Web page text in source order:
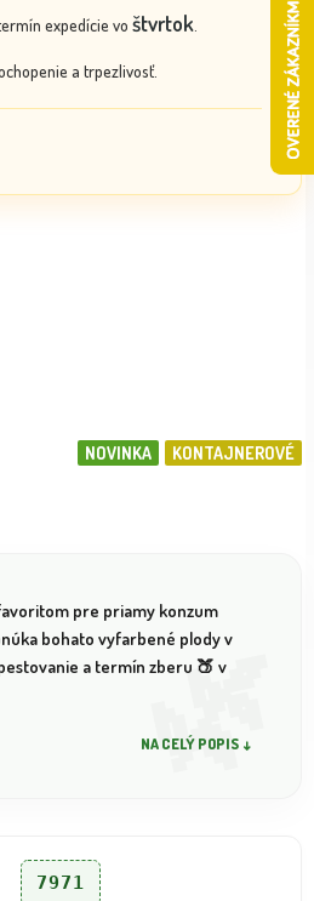
expedície vo štvrtok.
a trpezlivosť.
KONTAJNEROVÉ
NOVINKA
pre priamy konzum
bohato vyfarbené plody v
a termín zberu 🍑 v
NA CELÝ POPIS ↓
7971